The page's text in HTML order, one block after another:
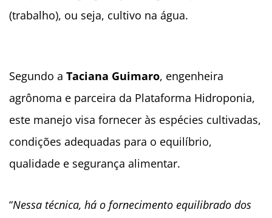
(trabalho), ou seja, cultivo na água.
Segundo a Taciana Guimaro, engenheira
agrônoma e parceira da Plataforma Hidroponia,
este manejo visa fornecer às espécies cultivadas,
condições adequadas para o equilíbrio,
qualidade e segurança alimentar.
“Nessa técnica, há o fornecimento equilibrado dos